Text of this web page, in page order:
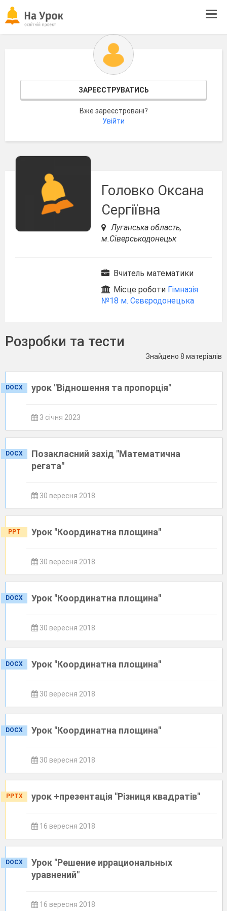
ЗАРЕЄСТРУВАТИСЬ
Вже зареєстровані?
Увійти
Головко Оксана
Сергіївна
Луганська область,
м.Сіверськодонецьк
Вчитель математики
Місце роботи Гімназія
№18 м. Сєвєродонецька
Розробки та тести
Знайдено 8 матеріалів
DOCX урок "Відношення та пропорція"
3 січня 2023
DOCX
Позакласний захід "Математична
регата"
30 вересня 2018
PPT Урок "Координатна площина"
30 вересня 2018
DOCX Урок "Координатна площина"
30 вересня 2018
DOCX Урок "Координатна площина"
30 вересня 2018
DOCX Урок "Координатна площина"
30 вересня 2018
PPTX урок +презентація "Різниця квадратів"
16 вересня 2018
DOCX
Урок "Решение иррациональных
уравнений"
16 вересня 2018